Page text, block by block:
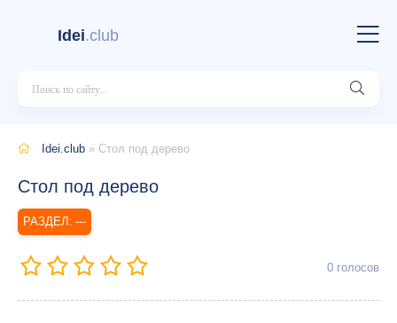
Idei.club
Idei.club » Стол под дерево
Стол под дерево
---
0 голосов